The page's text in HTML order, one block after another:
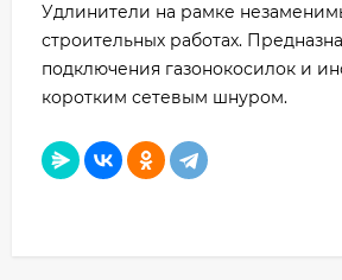
Удлинители на рамке
строительных работах.
подключения газонокосилок и
коротким сетевым шнуром.